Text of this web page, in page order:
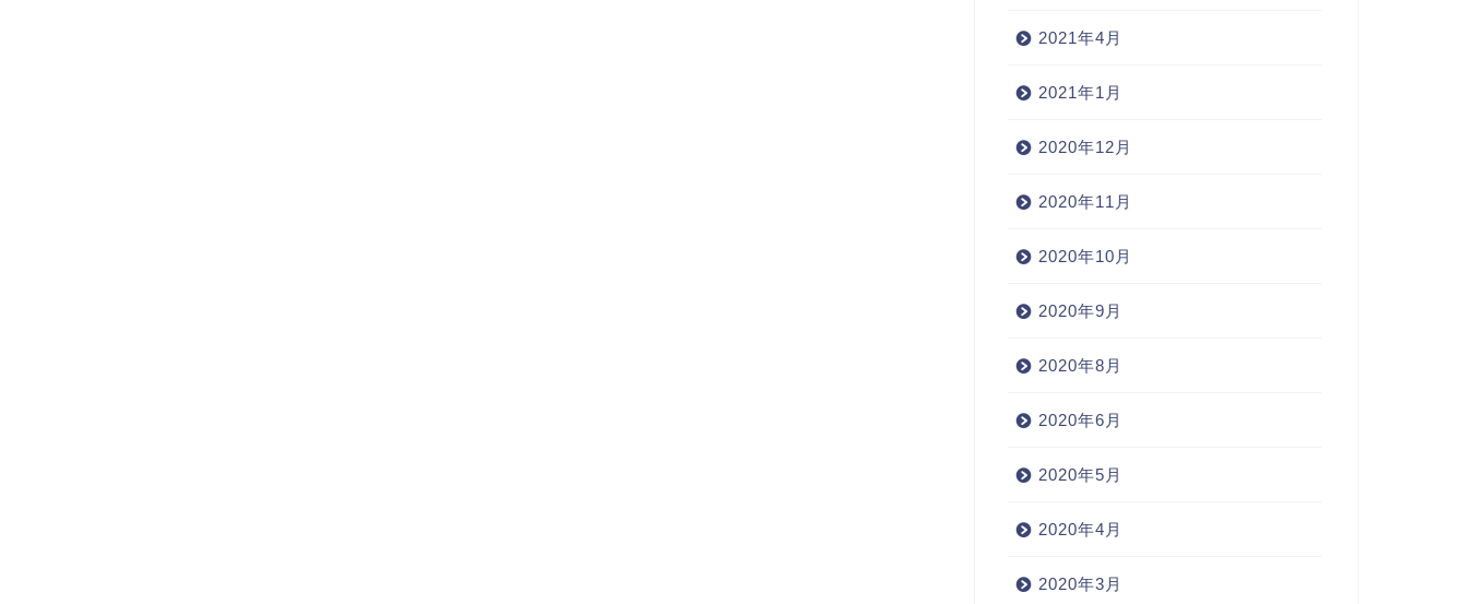
2021年4月
2021年1月
2020年12月
2020年11月
2020年10月
2020年9月
2020年8月
2020年6月
2020年5月
2020年4月
2020年3月